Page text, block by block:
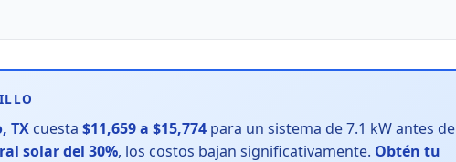
TX cuesta $11,659 a $15,774 para un sistema de 7.1 kW antes de
solar del 30%, los costos bajan significativamente. Obtén tu